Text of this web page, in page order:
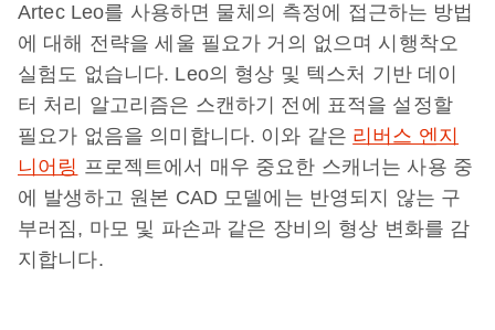
Artec Leo를 사용하면 물체의 측정에 접근하는 방법
에 대해 전략을 세울 필요가 거의 없으며 시행착오
실험도 없습니다. Leo의 형상 및 텍스처 기반 데이
터 처리 알고리즘은 스캔하기 전에 표적을 설정할
필요가 없음을 의미합니다. 이와 같은 리버스 엔지
니어링 프로젝트에서 매우 중요한 스캐너는 사용 중
에 발생하고 원본 CAD 모델에는 반영되지 않는 구
부러짐, 마모 및 파손과 같은 장비의 형상 변화를 감
지합니다.